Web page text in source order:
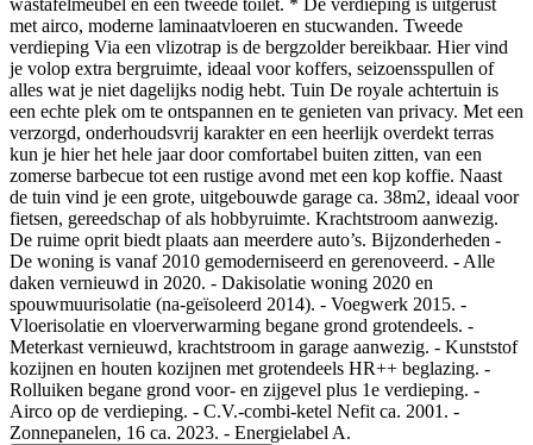
wastafelmeubel en een tweede toilet. * De verdieping is uitgerust
met airco, moderne laminaatvloeren en stucwanden. Tweede
verdieping Via een vlizotrap is de bergzolder bereikbaar. Hier vind
je volop extra bergruimte, ideaal voor koffers, seizoensspullen of
alles wat je niet dagelijks nodig hebt. Tuin De royale achtertuin is
een echte plek om te ontspannen en te genieten van privacy. Met een
verzorgd, onderhoudsvrij karakter en een heerlijk overdekt terras
kun je hier het hele jaar door comfortabel buiten zitten, van een
zomerse barbecue tot een rustige avond met een kop koffie. Naast
de tuin vind je een grote, uitgebouwde garage ca. 38m2, ideaal voor
fietsen, gereedschap of als hobbyruimte. Krachtstroom aanwezig.
De ruime oprit biedt plaats aan meerdere auto’s. Bijzonderheden -
De woning is vanaf 2010 gemoderniseerd en gerenoveerd. - Alle
daken vernieuwd in 2020. - Dakisolatie woning 2020 en
spouwmuurisolatie (na-geïsoleerd 2014). - Voegwerk 2015. -
Vloerisolatie en vloerverwarming begane grond grotendeels. -
Meterkast vernieuwd, krachtstroom in garage aanwezig. - Kunststof
kozijnen en houten kozijnen met grotendeels HR++ beglazing. -
Rolluiken begane grond voor- en zijgevel plus 1e verdieping. -
Airco op de verdieping. - C.V.-combi-ketel Nefit ca. 2001. -
Zonnepanelen, 16 ca. 2023. - Energielabel A.